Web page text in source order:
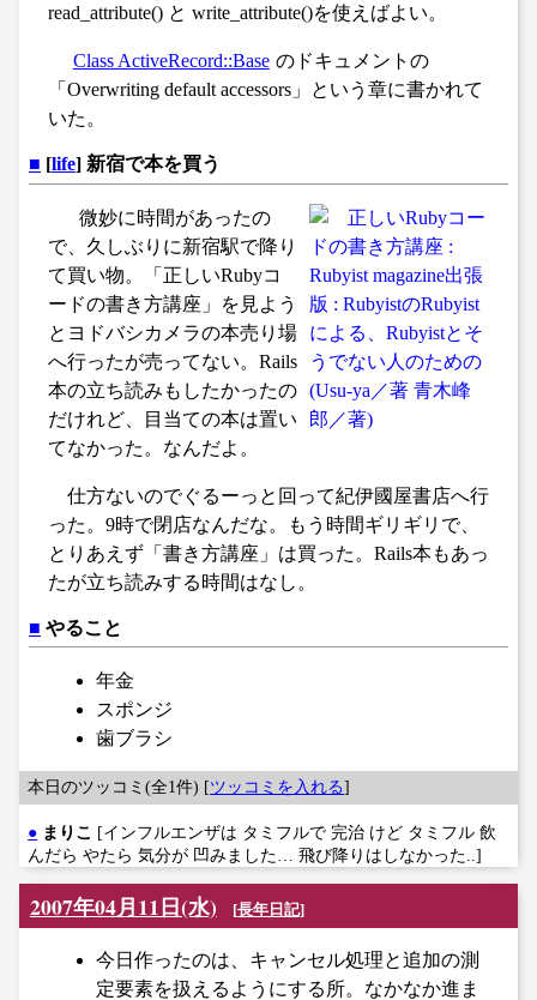
read_attribute() と write_attribute()を使えばよい。
Class ActiveRecord::Base のドキュメントの
「Overwriting default accessors」という章に書かれて
いた。
■ [life] 新宿で本を買う
微妙に時間があったの
で、久しぶりに新宿駅で降り
て買い物。「正しいRubyコ
ードの書き方講座」を見よう
とヨドバシカメラの本売り場
へ行ったが売ってない。Rails
本の立ち読みもしたかったの
だけれど、目当ての本は置い
てなかった。なんだよ。
仕方ないのでぐるーっと回って紀伊國屋書店へ行
った。9時で閉店なんだな。もう時間ギリギリで、
とりあえず「書き方講座」は買った。Rails本もあっ
たが立ち読みする時間はなし。
■ やること
年金
スポンジ
歯ブラシ
本日のツッコミ(全1件) [ツッコミを入れる]
● まりこ [インフルエンザは タミフルで 完治 けど タミフル 飲
んだら やたら 気分が 凹みました… 飛び降りはしなかった..]
2007年04月11日(水) [長年日記]
今日作ったのは、キャンセル処理と追加の測
定要素を扱えるようにする所。なかなか進ま